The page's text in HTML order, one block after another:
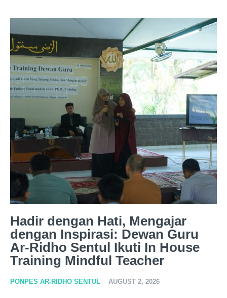
Hadir dengan Hati, Mengajar
dengan Inspirasi: Dewan Guru
Ar-Ridho Sentul Ikuti In House
Training Mindful Teacher
PONPES AR-RIDHO SENTUL - AUGUST 2, 2026